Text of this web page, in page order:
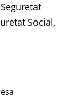
Social,